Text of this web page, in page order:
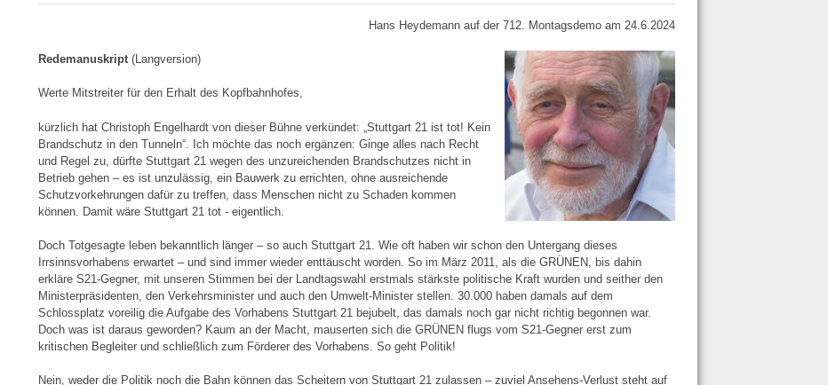
Hans Heydemann auf der 712. Montagsdemo am 24.6.2024
Redemanuskript(Langversion)
Werte Mitstreiter für den Erhalt des Kopfbahnhofes,
kürzlich hat Christoph Engelhardt von dieser Bühne verkündet: „Stuttgart 21 ist tot! Kein
Brandschutz in den Tunneln“. Ich möchte das noch ergänzen: Ginge alles nach Recht
und Regel zu, dürfte Stuttgart 21 wegen des unzureichenden Brandschutzes nicht in
Betrieb gehen – es ist unzulässig, ein Bauwerk zu errichten, ohne ausreichende
Schutzvorkehrungen dafür zu treffen, dass Menschen nicht zu Schaden kommen
können. Damit wäre Stuttgart 21 tot - eigentlich.
Doch Totgesagte leben bekanntlich länger – so auch Stuttgart 21. Wie oft haben wir schon den Untergang dieses
Irrsinnsvorhabens erwartet – und sind immer wieder enttäuscht worden. So im März 2011, als die GRÜNEN, bis dahin
erkläre S21-Gegner, mit unseren Stimmen bei der Landtagswahl erstmals stärkste politische Kraft wurden und seither den
Ministerpräsidenten, den Verkehrsminister und auch den Umwelt-Minister stellen. 30.000 haben damals auf dem
Schlossplatz voreilig die Aufgabe des Vorhabens Stuttgart 21 bejubelt, das damals noch gar nicht richtig begonnen war.
Doch was ist daraus geworden? Kaum an der Macht, mauserten sich die GRÜNEN flugs vom S21-Gegner erst zum
kritischen Begleiter und schließlich zum Förderer des Vorhabens. So geht Politik!
Nein, weder die Politik noch die Bahn können das Scheitern von Stuttgart 21 zulassen – zuviel Ansehens-Verlust steht auf